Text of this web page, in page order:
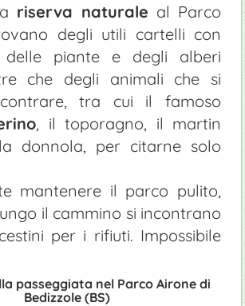
riserva naturale al Parco
degli utili cartelli con
delle piante e degli alberi
che degli animali che si
tra cui il famoso
, il toporagno, il martin
donnola, per citarne solo
mantenere il parco pulito,
il cammino si incontrano
per i rifiuti. Impossibile
passeggiata nel Parco Airone di
Bedizzole (BS)